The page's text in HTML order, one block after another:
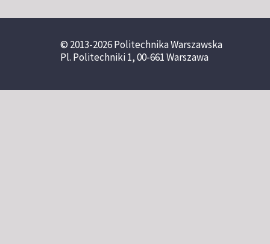
© 2013-2026 Politechnika Warszawska
Pl. Politechniki 1, 00-661 Warszawa